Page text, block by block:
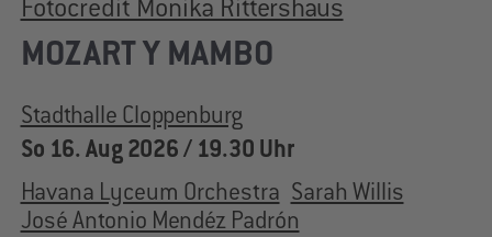
MOZART Y MAMBO
Stadthalle Cloppenburg
So 16. Aug 2026 / 19.30 Uhr
Havana Lyceum Orchestra Sarah Willis
José Antonio Mendéz Padrón